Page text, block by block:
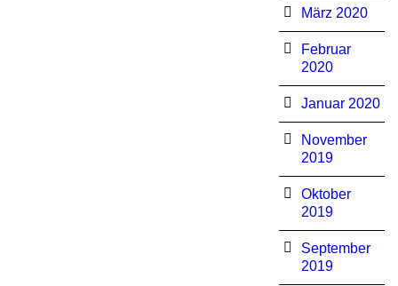
März 2020
Februar
2020
Januar 2020
November
2019
Oktober
2019
September
2019